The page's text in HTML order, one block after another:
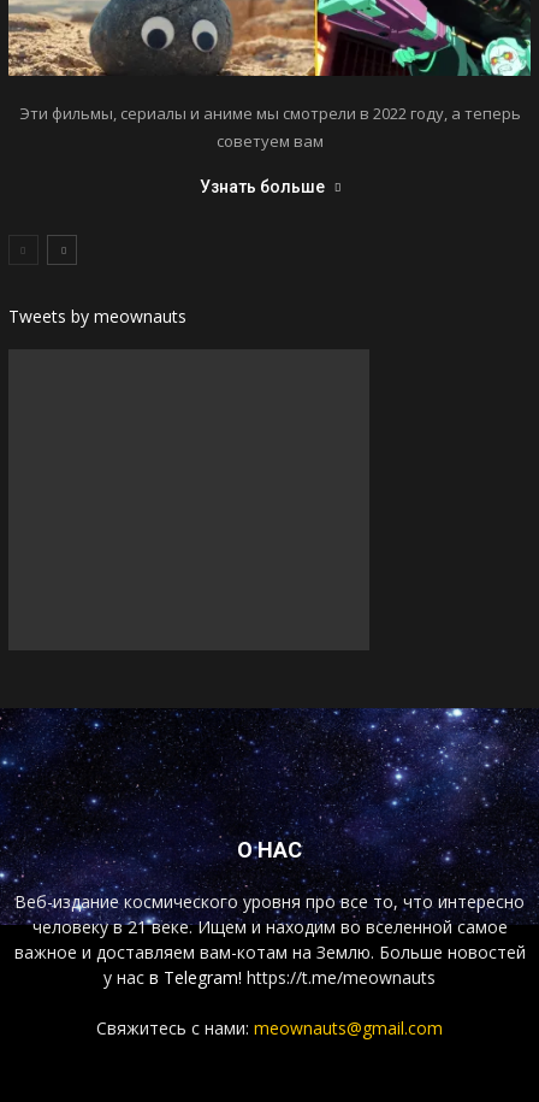
Эти фильмы, сериалы и аниме мы смотрели в 2022 году, а теперь
советуем вам
Узнать больше
Tweets by meownauts
О НАС
Веб-издание космического уровня про все то, что интересно
человеку в 21 веке. Ищем и находим во вселенной самое
важное и доставляем вам-котам на Землю. Больше новостей
у нас в Telegram! https://t.me/meownauts
Свяжитесь с нами: meownauts@gmail.com